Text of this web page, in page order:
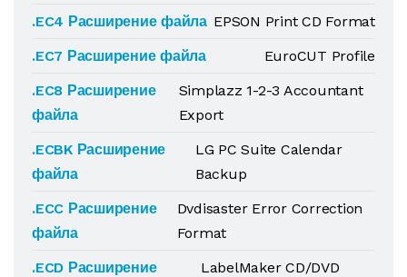
.EC4 Расширение файла EPSON Print CD Format
.EC7 Расширение файла
EuroCUT Profile
.EC8 Расширение
файла
Simplazz 1-2-3 Accountant
Export
.ECBK Расширение
файла
LG PC Suite Calendar
Backup
.ECC Расширение
файла
Dvdisaster Error Correction
Format
.ECD Расширение
LabelMaker CD/DVD